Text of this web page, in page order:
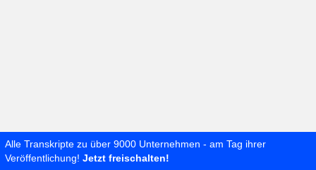
Alle Transkripte zu über 9000 Unternehmen - am Tag ihrer
Veröffentlichung! Jetzt freischalten!